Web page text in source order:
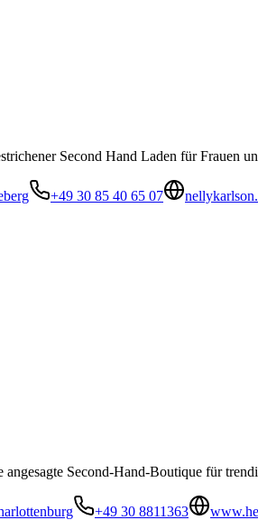
Second Hand Laden für Frauen
+49 30 85 40 65 07
Second-Hand-Boutique für
+49 30 8811363